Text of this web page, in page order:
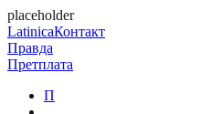
placeholder
LatinicaКонтакт
Правда
Претплата
П